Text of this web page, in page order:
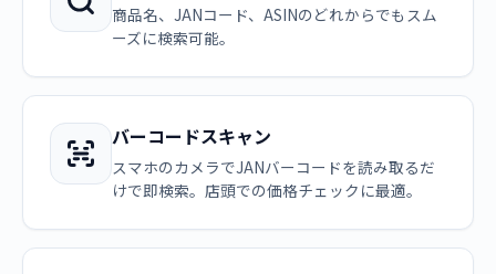
商品名、JANコード、ASINのどれからでもスム
ーズに検索可能。
バーコードスキャン
スマホのカメラでJANバーコードを読み取るだ
けで即検索。店頭での価格チェックに最適。